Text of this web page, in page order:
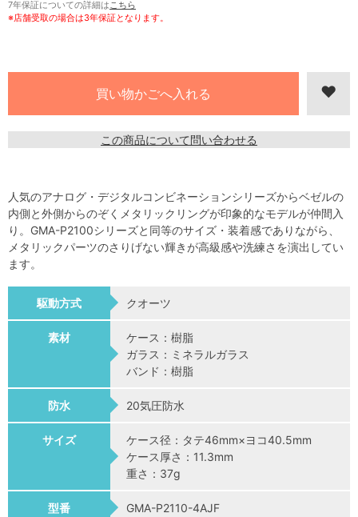
7年保証についての詳細は こちら
※店舗受取の場合は3年保証となります。
この商品について問い合わせる
人気のアナログ・デジタルコンビネーションシリーズからベゼルの
内側と外側からのぞくメタリックリングが印象的なモデルが仲間入
り。GMA-P2100シリーズと同等のサイズ・装着感でありながら、
メタリックパーツのさりげない輝きが高級感や洗練さを演出してい
ます。
駆動方式 クオーツ
素材
ケース：樹脂
ガラス：ミネラルガラス
バンド：樹脂
防水 20気圧防水
サイズ
ケース径：タテ46mm×ヨコ40.5mm
ケース厚さ：11.3mm
重さ：37g
型番 GMA-P2110-4AJF